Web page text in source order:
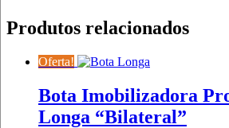
Produtos relacionados
Oferta!
Bota Imobilizadora
Longa “Bilateral”